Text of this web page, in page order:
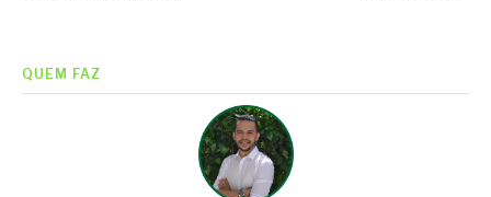
QUEM FAZ